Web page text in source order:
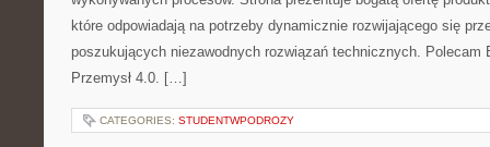
które odpowiadają na potrzeby dynamicznie rozwijającego się
poszukujących niezawodnych rozwiązań technicznych. Polecam
Przemysł 4.0. […]
CATEGORIES: STUDENTWPODROZY